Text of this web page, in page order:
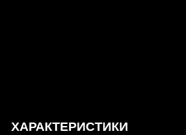
ХАРАКТЕРИСТИКИ